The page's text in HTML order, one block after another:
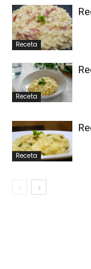
Receta
Receta
Receta